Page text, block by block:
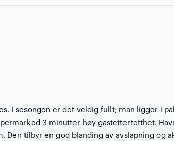
I sesongen er det veldig fullt; man ligger i
3 minutter høy gastettertetthet.
Den tilbyr en god blanding av avslapning og